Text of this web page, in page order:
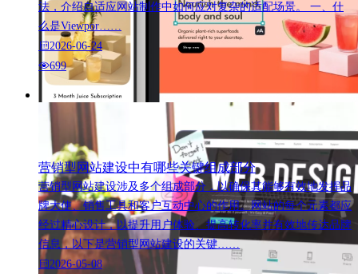
法，介绍自适应网站制作中如何应对复杂的适配场景。 一、什
么是Viewpor……
2026-06-24
699
营销型网站建设中有哪些关键组成部分
营销型网站建设涉及多个组成部分，以确保其能够有效地发挥品
牌大使、销售工具和客户互动中心的作用。网站的每个元素都应
经过精心设计，以提升用户体验、提高转化率并有效地传达品牌
信息，以下是营销型网站建设的关键……
2026-05-08